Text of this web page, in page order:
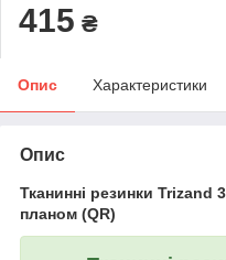
415 ₴
Опис Характеристики
Опис
Тканинні резинки Trizand
планом (QR)